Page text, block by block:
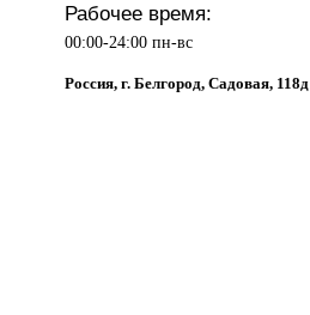
Рабочее время:
00:00-24:00 пн-вс
Россия, г. Белгород, Садовая, 118д